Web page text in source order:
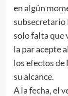
en algún
subsecretario
solo falta que
la par acepte
los efectos de
su alcance.
A la fecha, el